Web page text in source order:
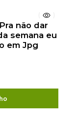
não dar
semana eu
em Jpg